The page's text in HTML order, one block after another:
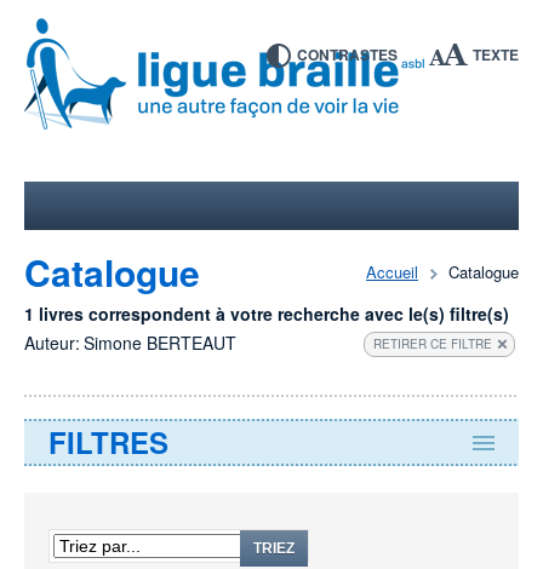
CONTRASTES TEXTE
Accueil Catalogue
Catalogue
1 livres correspondent à votre recherche avec le(s) filtre(s)
Auteur: Simone BERTEAUT RETIRER CE FILTRE
FILTRES
TRIEZ